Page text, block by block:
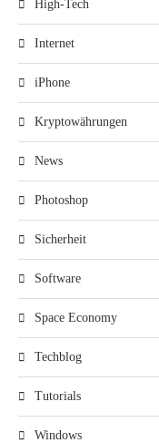
High-Tech
Internet
iPhone
Kryptowährungen
News
Photoshop
Sicherheit
Software
Space Economy
Techblog
Tutorials
Windows